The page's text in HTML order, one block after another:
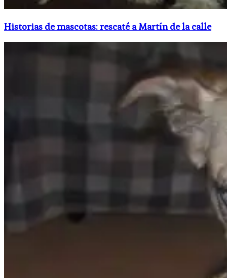
Historias de mascotas: rescaté a Martín de la calle